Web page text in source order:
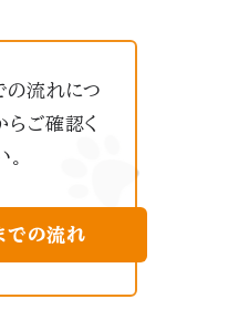
の流れにつ
らご確認く
。
での流れ